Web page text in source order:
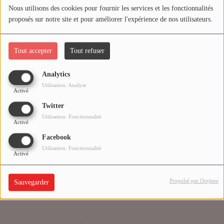
Nous utilisons des cookies pour fournir les services et les fonctionnalités
proposés sur notre site et pour améliorer l'expérience de nos utilisateurs.
Tout accepter Tout refuser
Analytics
Activé
Utilisation: Analyse
Twitter
Activé
Utilisation: Fonctionnalité
Facebook
Activé
Utilisation: Fonctionnalité
Sauvegarder Propulsé par Orejime
Médias
PODCASTS
Agenda
Titres diffusés
Se connecter
Oups, vous avez
rencontré une erreur.
Il semble que la page que vous recherchez n’existe plus.